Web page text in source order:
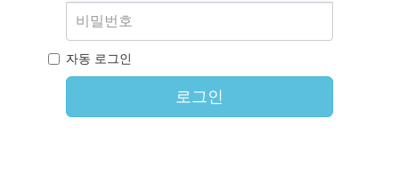
자동 로그인
로그인